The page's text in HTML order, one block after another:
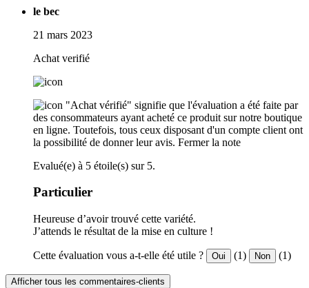
le bec
21 mars 2023
Achat verifié
"Achat vérifié" signifie que l'évaluation a été faite par
des consommateurs ayant acheté ce produit sur notre boutique
en ligne. Toutefois, tous ceux disposant d'un compte client ont
la possibilité de donner leur avis. Fermer la note
Evalué(e) à 5 étoile(s) sur 5.
Particulier
Heureuse d’avoir trouvé cette variété.
J’attends le résultat de la mise en culture !
Cette évaluation vous a-t-elle été utile ? Oui (1) Non (1)
Afficher tous les commentaires-clients